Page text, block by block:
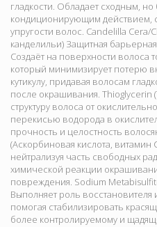
гладкости. Обладает сходным,
кондиционирующим действием,
упругости волос. Candelilla Cera/
канделильи) Защитная
Создаёт на поверхности
который минимизирует потерю
кутикулу, придавая волосам
после окрашивания.
структуру волоса от
перекисью водорода в
прочность и целостность
(Аскорбиновая кислота, витамин
нейтрализуя часть свободных
химической реакции
повреждения. Sodium
Выполняет роль восстановителя
помогая стабилизировать
более контролируемому и